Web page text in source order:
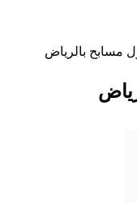
مسابح بالرياض